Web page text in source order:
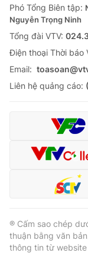
Phó Tổng Biên tập:
Nguyễn Trọng Ninh
Tổng đài VTV:
Ðiện thoại Thời báo
Email:
Liên hệ quảng cáo:
® Cấm sao chép
thuận bằng văn
thông tin từ website